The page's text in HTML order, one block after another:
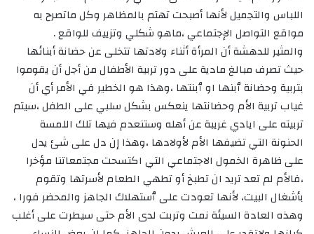
اللباس والتجميل لأنها أصبحت تهتم بالمظاهر وكل ماتصرح به
مواقع التواصل الإجتماعي ،ماهو شكلي وتزييف للواقع .
والمثير للدهشة أن المرأة أثناء ولادتها تتخلى عن حضانة أبنائها
حيث تصرف مبالغ مادية على دور تربية الأطفال من أجل أن يقوموا
بتربية وحضانة ٱبنها او ٱبنتها ،وهذا هو الخطير في الأمر أي أن
غياب تربية الأم وحضانتها ينعكس بشكل سلبي على الطفل ،سيتم
تربيته على ايادي غريبة عن أهله وستنعدم فيها تلك اللمسة
الحنونة التي تضيفها الأم لأولادها ،وهذا إن دل على شئ يدل
على ظاهرة الخمول الاجتماعي التي اكتسحت مجتمعاتنا مؤخرا
،فالأم لم تعد تريد ان تطبخ أو تطهي الطعام لأسرتها وتقوم
بأشغال البيت، لأنها تعودت على ٱستهلاك الجاهز والمحضر فورا ،
وهذه العادة السيئة نمت وتربت لدى الأم حتى سيطرت على أغلب